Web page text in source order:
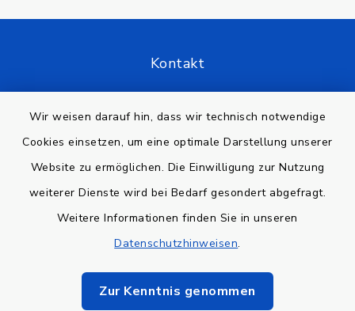
Wir weisen darauf hin, dass wir technisch notwendige
Cookies einsetzen, um eine optimale Darstellung unserer
Website zu ermöglichen. Die Einwilligung zur Nutzung
weiterer Dienste wird bei Bedarf gesondert abgefragt.
Weitere Informationen finden Sie in unseren
Datenschutzhinweisen.
Zur Kenntnis genommen
Kontakt
Datenschutz
Impressum
Sitemap
Cookie-Einstellungen